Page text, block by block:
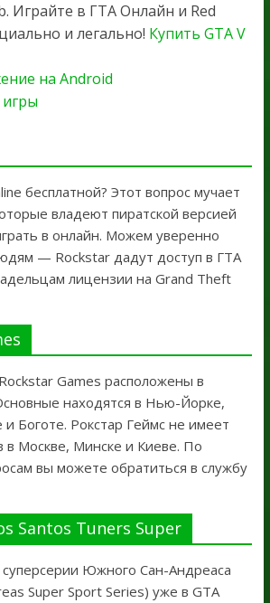
Играйте в ГТА Онлайн и Red
и легально! Купить GTA V
на Android
бесплатной? Этот вопрос мучает
владеют пиратской версией
в онлайн. Можем уверенно
— Rockstar дадут доступ в ГТА
лицензии на Grand Theft
Games расположены в
находятся в Нью-Йорке,
Боготе. Рокстар Геймс не имеет
в Москве, Минске и Киеве. По
вы можете обратиться в службу
Santos Tuners Super
Южного Сан-Андреаса
Super Sport Series) уже в GTA